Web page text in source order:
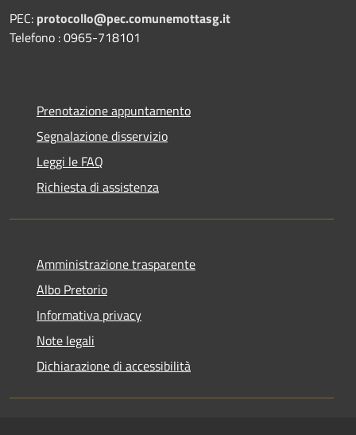
PEC: protocollo@pec.comunemottasg.it
Telefono : 0965-718101
Prenotazione appuntamento
Segnalazione disservizio
Leggi le FAQ
Richiesta di assistenza
Amministrazione trasparente
Albo Pretorio
Informativa privacy
Note legali
Dichiarazione di accessibilità